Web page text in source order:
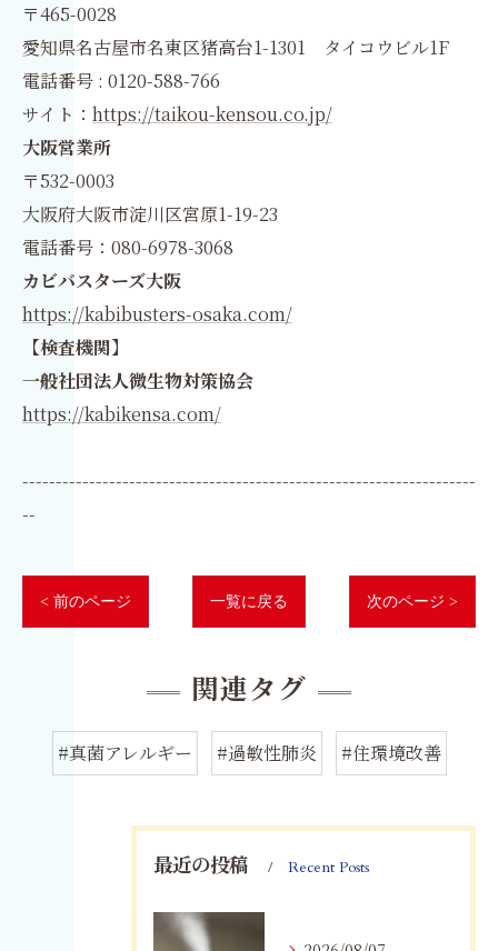
〒465-0028
愛知県名古屋市名東区猪高台1-1301 タイコウビル1F
電話番号 : 0120-588-766
サイト： https://taikou-kensou.co.jp/
大阪営業所
〒532-0003
大阪府大阪市淀川区宮原1-19-23
電話番号：080-6978-3068
カビバスターズ大阪
https://kabibusters-osaka.com/
【検査機関】
一般社団法人微生物対策協会
https://kabikensa.com/
--------------------------------------------------------------------
--
< 前のページ 一覧に戻る 次のページ >
関連タグ
#真菌アレルギー #過敏性肺炎 #住環境改善
最近の投稿 Recent Posts